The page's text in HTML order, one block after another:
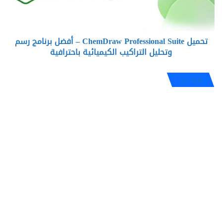
برنامج
وتحليل
التراكيب
تحميل ChemDraw Professional Suite – أفضل برنامج رسم
وتحليل التراكيب الكيميائية باحترافية
اترك رد